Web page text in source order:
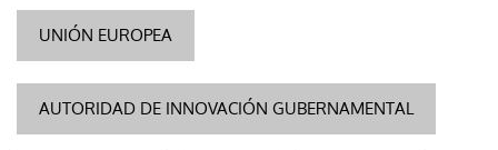
UNIÓN EUROPEA
AUTORIDAD DE INNOVACIÓN GUBERNAMENTAL